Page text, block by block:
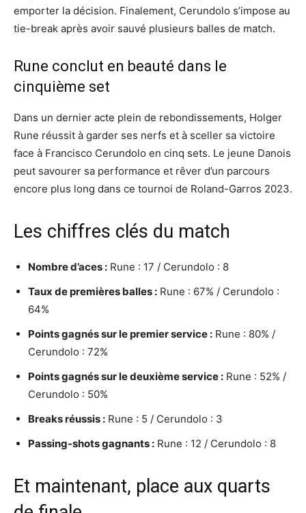
emporter la décision. Finalement, Cerundolo s’impose au
tie-break après avoir sauvé plusieurs balles de match.
Rune conclut en beauté dans le
cinquième set
Dans un dernier acte plein de rebondissements, Holger
Rune réussit à garder ses nerfs et à sceller sa victoire
face à Francisco Cerundolo en cinq sets. Le jeune Danois
peut savourer sa performance et rêver d’un parcours
encore plus long dans ce tournoi de Roland-Garros 2023.
Les chiffres clés du match
Nombre d’aces : Rune : 17 / Cerundolo : 8
Taux de premières balles : Rune : 67% / Cerundolo :
64%
Points gagnés sur le premier service : Rune : 80% /
Cerundolo : 72%
Points gagnés sur le deuxième service : Rune : 52% /
Cerundolo : 50%
Breaks réussis : Rune : 5 / Cerundolo : 3
Passing-shots gagnants : Rune : 12 / Cerundolo : 8
Et maintenant, place aux quarts